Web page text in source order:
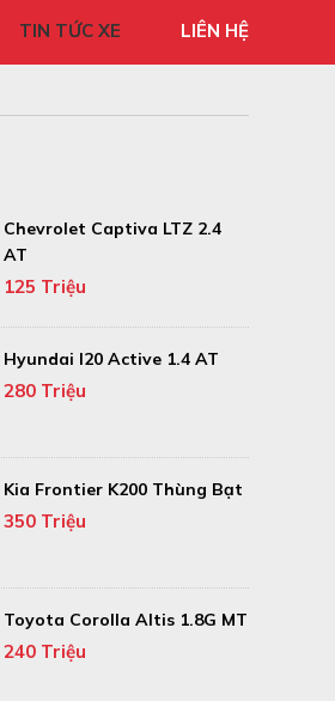
TIN TỨC XE LIÊN HỆ
Chevrolet Captiva LTZ 2.4
AT
125 Triệu
Hyundai I20 Active 1.4 AT
280 Triệu
Kia Frontier K200 Thùng Bạt
350 Triệu
Toyota Corolla Altis 1.8G MT
240 Triệu